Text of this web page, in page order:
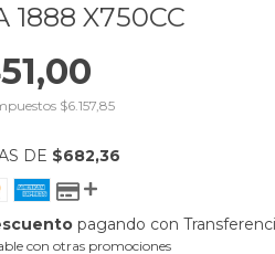
1888 X750CC
$6.157,85
DE $682,36
pagando con
con otras promociones